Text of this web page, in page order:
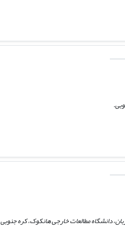
دانشگاه مطالعات خارجی هانکوک، کره جنوبی